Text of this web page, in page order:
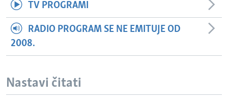
TV PROGRAMI
RADIO PROGRAM SE NE EMITUJE OD
2008.
Nastavi čitati